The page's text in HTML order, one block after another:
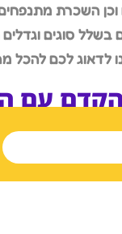
השכרת
סוגים
לדאוג לכם להכל
בהקדם